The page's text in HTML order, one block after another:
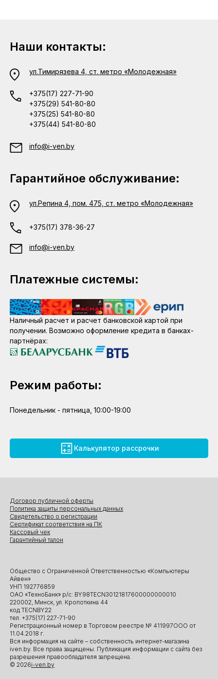
Наши контакты:
ул.Тимирязева 4, ст. метро «Молодежная»
+375(17) 227-71-90
+375(29) 541-80-80
+375(25) 541-80-80
+375(44) 541-80-80
info@i-ven.by
Гарантийное обслуживание:
ул.Репина 4, пом. 475, ст. метро «Молодежная»
+375(17) 378-36-27
info@i-ven.by
Платежные системы:
Наличный расчет и расчет банковской картой при
получении. Возможно оформление кредита в банках-
партнёрах:
Режим работы:
Понедельник - пятница, 10:00-19:00
Калькулятор рассрочки
Общество с Ограниченной Ответственностью «Компьютеры
Айвен»
УНП 192776859
ОАО «ТехноБанк» р/с: BY98TECN30121817600000000010
220002, Минск, ул. Кропоткина 44
код TECNBY22
тел. +375(17) 227-71-90
Регистрационный номер в Торговом реестре № 411997ООО от
11.04.2018 г.
Вся информация на сайте – собственность интернет-магазина
iven.by. Все права защищены. Публикация информации с сайта без
разрешения правообладателя запрещена.
© 2026i-ven.by
Договор публичной оферты
Политика защиты персональных данных
Свидетельство о регистрации
Сертификат соответствия на ПК
Кассовый чек
Гарантийный талон